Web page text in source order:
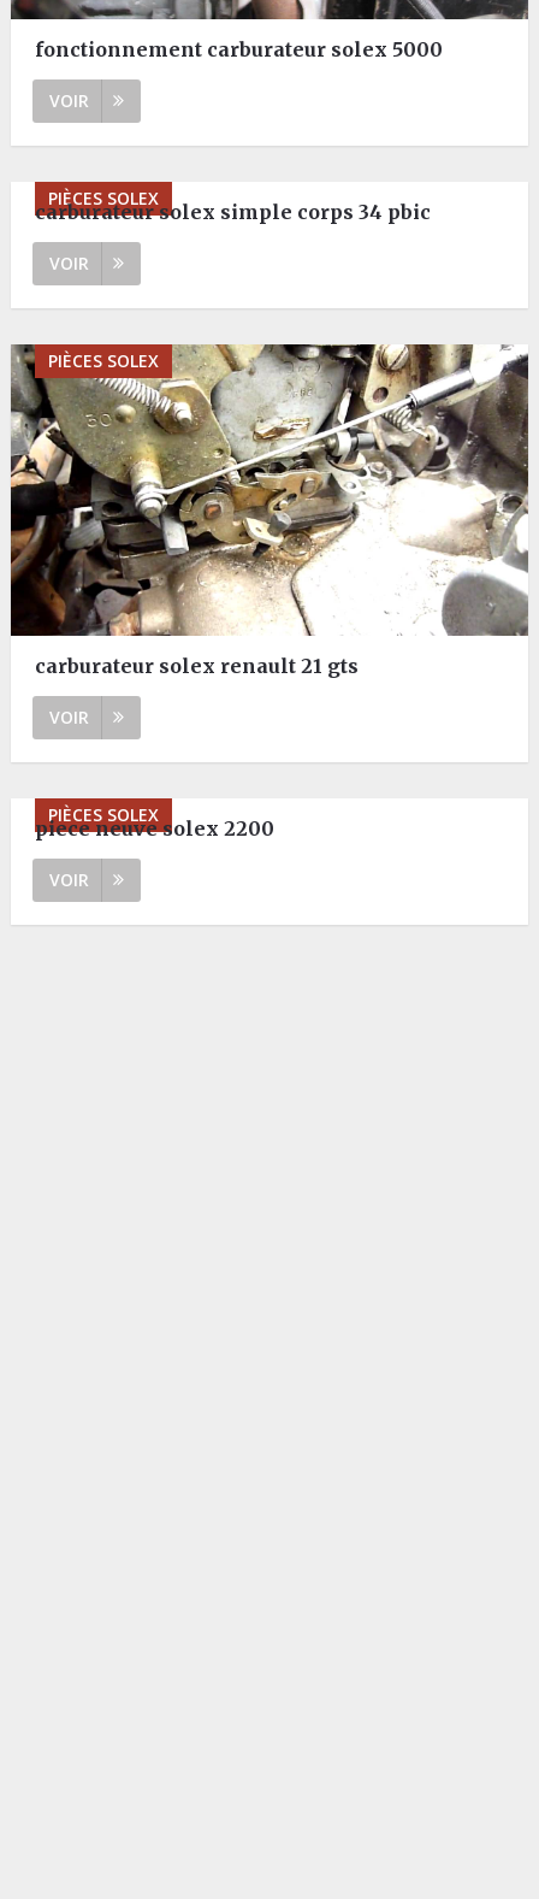
fonctionnement carburateur solex 5000
VOIR
PIÈCES SOLEX
carburateur solex simple corps 34 pbic
VOIR
PIÈCES SOLEX
carburateur solex renault 21 gts
VOIR
PIÈCES SOLEX
piece neuve solex 2200
VOIR